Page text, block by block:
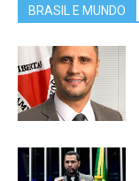
BRASIL E MUNDO